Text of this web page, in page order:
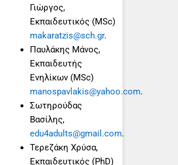
Γιώργος,
Εκπαιδευτικός (MSc)
makaratzis@sch.gr.
Παυλάκης Μάνος,
Εκπαιδευτής
Ενηλίκων (MSc)
manospavlakis@yahoo.com.
Σωτηρούδας
Βασίλης,
edu4adults@gmail.com.
Τερεζάκη Χρύσα,
Εκπαιδευτικός (PhD)